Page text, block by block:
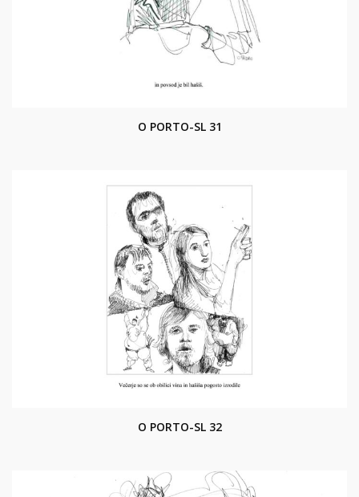
O PORTO-SL 31
O PORTO-SL 32